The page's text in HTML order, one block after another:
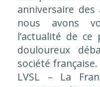
anniversaire
nous avons
l’actualité de
douloureux
société française.
LVSL – La